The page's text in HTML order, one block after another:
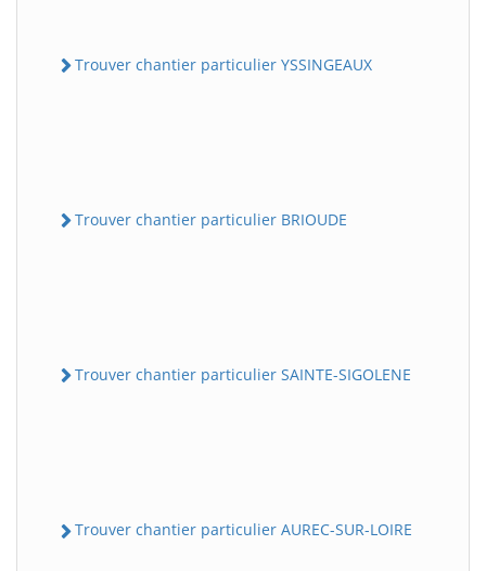
Trouver chantier particulier YSSINGEAUX
Trouver chantier particulier BRIOUDE
Trouver chantier particulier SAINTE-SIGOLENE
Trouver chantier particulier AUREC-SUR-LOIRE